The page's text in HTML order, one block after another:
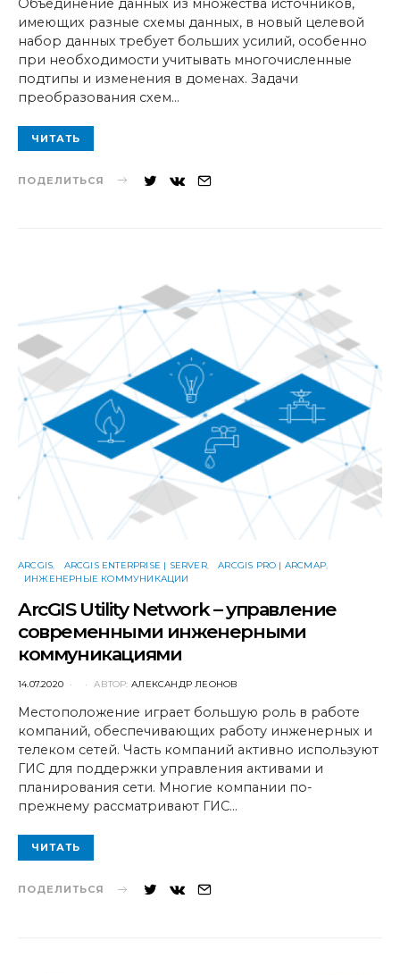
имеющих разные схемы данных, в новый целевой
набор данных требует больших усилий, особенно
при необходимости учитывать многочисленные
подтипы и изменения в доменах. Задачи
преобразования схем…
ЧИТАТЬ
ПОДЕЛИТЬСЯ
ARCGIS ARCGIS ENTERPRISE | SERVER
ARCGIS PRO | ARCMAP
ИНЖЕНЕРНЫЕ КОММУНИКАЦИИ
ArcGIS Utility Network – управление
современными инженерными
коммуникациями
POSTED
14.07.2020 АВТОР: АЛЕКСАНДР ЛЕОНОВ
Местоположение играет большую роль в работе
компаний, обеспечивающих работу инженерных и
телеком сетей. Часть компаний активно используют
ГИС для поддержки управления активами и
планирования сети. Многие компании по-
прежнему рассматривают ГИС…
ЧИТАТЬ
ПОДЕЛИТЬСЯ